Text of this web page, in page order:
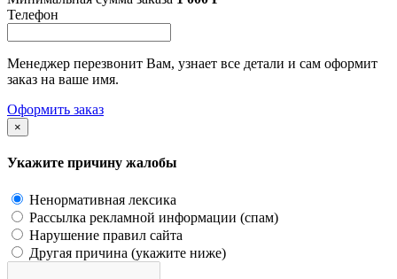
Телефон
Менеджер перезвонит Вам, узнает все детали и сам оформит
заказ на ваше имя.
Оформить заказ
×
Укажите причину жалобы
Ненормативная лексика
Рассылка рекламной информации (спам)
Нарушение правил сайта
Другая причина (укажите ниже)